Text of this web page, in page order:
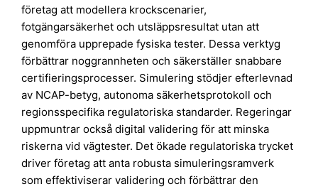
företag att modellera krockscenarier,
fotgängarsäkerhet och utsläppsresultat utan att
genomföra upprepade fysiska tester. Dessa verktyg
förbättrar noggrannheten och säkerställer snabbare
certifieringsprocesser. Simulering stödjer efterlevnad
av NCAP-betyg, autonoma säkerhetsprotokoll och
regionsspecifika regulatoriska standarder. Regeringar
uppmuntrar också digital validering för att minska
riskerna vid vägtester. Det ökade regulatoriska trycket
driver företag att anta robusta simuleringsramverk
som effektiviserar validering och förbättrar den